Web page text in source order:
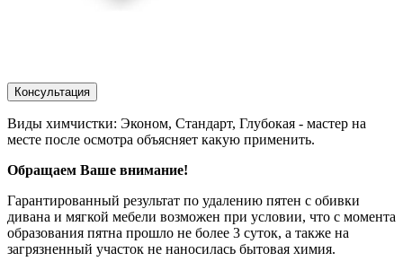
Консультация
Виды химчистки: Эконом, Стандарт, Глубокая - мастер на
месте после осмотра объясняет какую применить.
Обращаем Ваше внимание!
Гарантированный результат по удалению пятен с обивки
дивана и мягкой мебели возможен при условии, что с момента
образования пятна прошло не более 3 суток, а также на
загрязненный участок не наносилась бытовая химия.